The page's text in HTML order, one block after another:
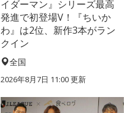
イダーマン』シリーズ最高
発進で初登場V！『ちいか
わ』は2位、新作3本がラン
クイン
全国
2026年8月7日 11:00更新